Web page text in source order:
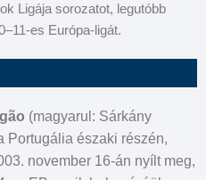
Ligája sorozatot, legutóbb
es Európa-ligát.
(magyarul: Sárkány
Portugália északi részén,
november 16-án nyílt meg,